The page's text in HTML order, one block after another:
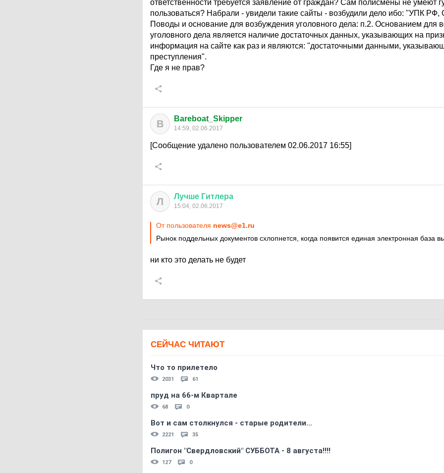
ответственности требуется заявление от граждан? Сам полисмены не умеют
пользоваться? Набрали - увидели такие сайты - возбудили дело ибо: "УПК РФ,
Поводы и основание для возбуждения уголовного дела: п.2. Основанием для
уголовного дела является наличие достаточных данных, указывающих на
информация на сайте как раз и являются: "достаточными данными,
преступления".
Где я не прав?
B Bareboat_Skipper
14:59, 02.06.2017
[Сообщение удалено пользователем 02.06.2017 16:55]
Л Лучше Гитлера
15:04, 02.06.2017
От пользователя news@e1.ru
Рынок поддельных документов схлопнется, когда появится единая электронная база
ни кто это делать не будет
СЕЙЧАС ЧИТАЮТ
Что то прилетело
2031 61
пруд на 66-м Квартале
68 0
Вот и сам столкнулся - старые родители...
2221 35
Полигон "Свердловский" СУББОТА - 8 августа!!!!
127 0